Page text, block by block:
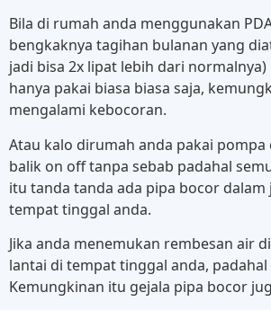
Bila di rumah anda menggunakan
bengkaknya tagihan bulanan yang
jadi bisa 2x lipat lebih dari normalnya)
hanya pakai biasa biasa saja,
mengalami kebocoran.
Atau kalo dirumah anda pakai
balik on off tanpa sebab padahal
itu tanda tanda ada pipa bocor
tempat tinggal anda.
Jika anda menemukan rembesan air
lantai di tempat tinggal anda, padahal
Kemungkinan itu gejala pipa bocor